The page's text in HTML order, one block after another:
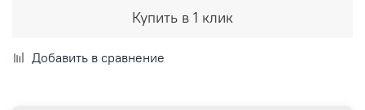
Купить в 1 клик
Добавить в сравнение